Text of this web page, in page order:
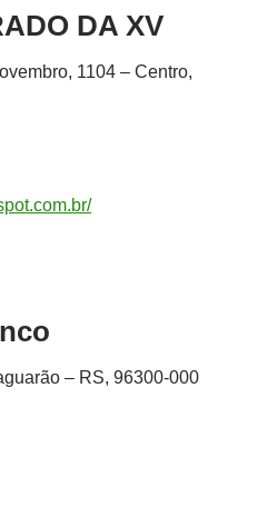
DA XV
1104 – Centro,
– RS, 96300-000